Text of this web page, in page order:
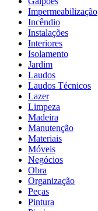
Impermeabilização
Incêndio
Instalações
Interiores
Isolamento
Jardim
Laudos
Laudos Técnicos
Lazer
Limpeza
Madeira
Manutenção
Materiais
Móveis
Negócios
Obra
Organização
Peças
Pintura